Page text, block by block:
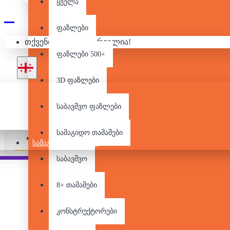
ᲡᲐᲛᲐᲒᲘᲓᲝ ᲗᲐᲛᲐᲨᲔᲑᲘ
ყველა
ფაზლები
ფაზლები 500+
3D ფაზლები
საბავშვო ფაზლები
სამაგიდო თამაშები
საბავშვო
8+ თამაშები
კონსტრუქტორები
თქვენი კალათა ცარიელია!
3D ᲤᲐᲖᲚᲘ -
არ არის მარაგში
Pair it With